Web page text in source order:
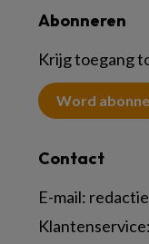
Abonneren
Krijg toegang
Word
Contact
E-mail: